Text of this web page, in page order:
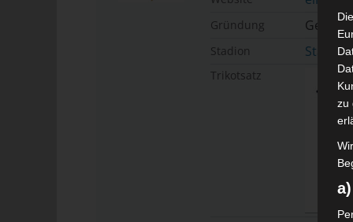
Gründung
Stadion Stade
Trikotsatz
zu